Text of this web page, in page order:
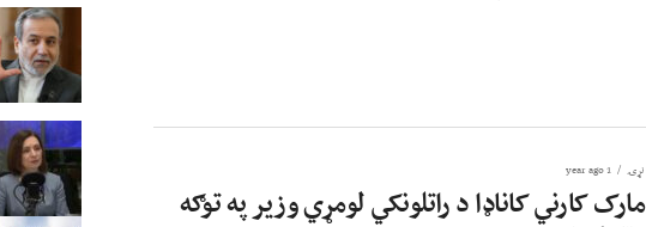
نړۍ 1 year ago
مارک کارني کاناډا د راتلونکي لومړي وزیر په توګه